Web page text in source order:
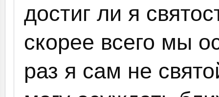
достиг ли я
скорее всего мы
раз я сам не